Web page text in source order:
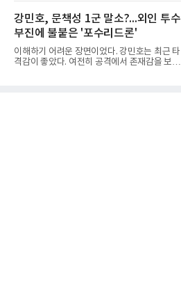
리츠와 마이애미 말린스를 거쳐 메츠에 둥지를
틀며 반등을 노렸으나
한국중고배구 2차연맹전 준우승팀 수성고는 4
일 충북 제천 대원대 민송체육관에서 열린 대회
8강전에서 진주동명고를 상대로 공격력이 호조
를 보이며 세트스코어 3-1(25-19, 25-22, 21-
25, 25-23)으로 꺾었다. 인하부고도 부산동성고
를 맞아 뛰어난 조직력을 바탕으로 삼아 3-0(25-
19, 25-19, 25-23)으로 완승을 거두고 4강에 합
강민호, 문책성 1군 말소?...외인 투수
부진에 불붙은 '포수리드론'
이해하기 어려운 장면이었다. 강민호는 최근 타
격감이 좋았다. 여전히 공격에서 존재감을 보여